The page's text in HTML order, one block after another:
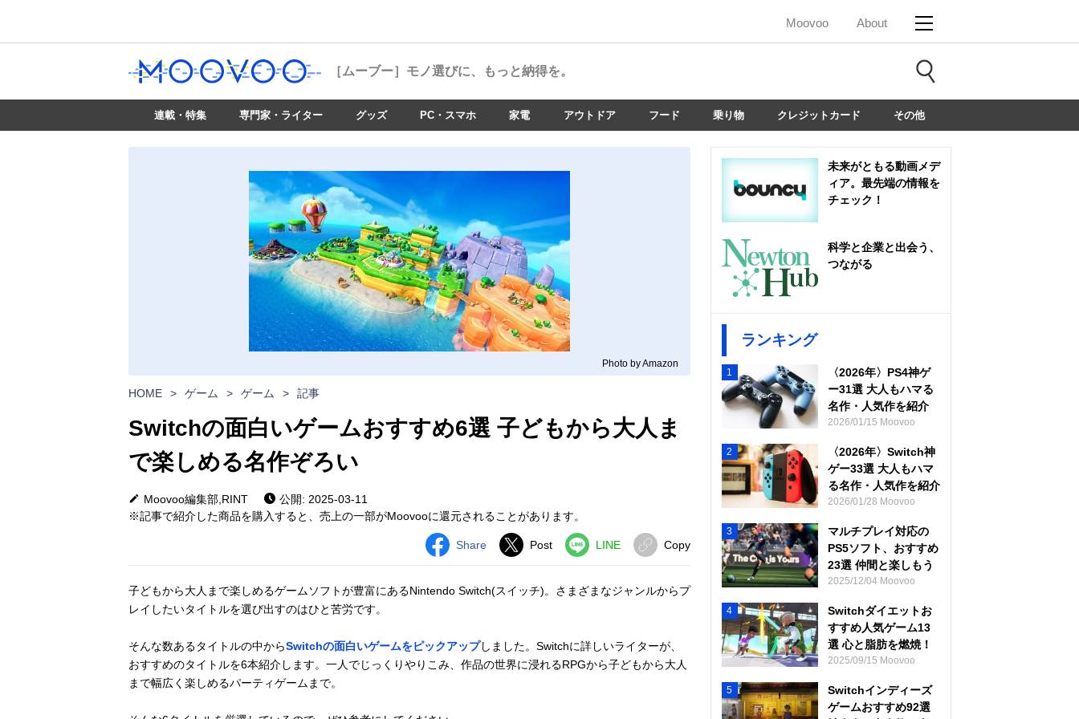
Moovoo About
［ムーブー］ モノ選びに、もっと納得を。
連載・特集 専門家・ライター グッズ PC・スマホ 家電 アウトドア フード 乗り物 クレジットカード その他
Photo by Amazon
HOME > ゲーム > ゲーム > 記事
Switchの面白いゲームおすすめ6選 子どもから大人ま
で楽しめる名作ぞろい
Moovoo編集部,RINT
公開: 2025-03-11
※記事で紹介した商品を購入すると、売上の一部がMoovooに還元されることがあります。
Share Post LINE Copy
子どもから大人まで楽しめるゲームソフトが豊富にあるNintendo Switch(スイッチ)。さまざまなジャンルからプ
レイしたいタイトルを選び出すのはひと苦労です。
そんな数あるタイトルの中からSwitchの面白いゲームをピックアップしました。Switchに詳しいライターが、
おすすめのタイトルを6本紹介します。一人でじっくりやりこみ、作品の世界に浸れるRPGから子どもから大人
まで幅広く楽しめるパーティゲームまで。
未来がともる動画メデ
ィア。最先端の情報を
チェック！
科学と企業と出会う、
つながる
ランキング
1
〈2026年〉PS4神ゲ
ー31選 大人もハマる
名作・人気作を紹介
2026/01/15 Moovoo
2
〈2026年〉Switch神
ゲー33選 大人もハマ
る名作・人気作を紹介
2026/01/28 Moovoo
3
マルチプレイ対応の
PS5ソフト、おすすめ
23選 仲間と楽しもう
2025/12/04 Moovoo
4
Switchダイエットお
すすめ人気ゲーム13
選 心と脂肪を燃焼！
2025/09/15 Moovoo
5
Switchインディーズ
ゲームおすすめ92選